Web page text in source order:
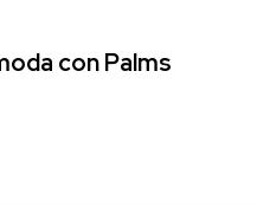
con Palms